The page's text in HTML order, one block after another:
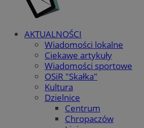
AKTUALNOŚCI
Wiadomości lokalne
Ciekawe artykuły
Wiadomości sportowe
OSiR "Skałka"
Kultura
Dzielnice
Centrum
Chropaczów